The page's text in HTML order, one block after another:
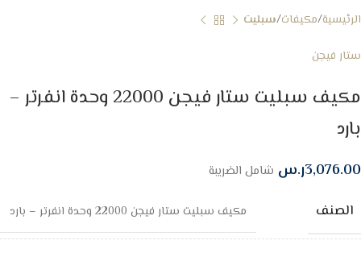
الرئيسية مكيفات سبليت
ستار فيجن
مكيف سبليت ستار فيجن 22000 وحدة انفرتر –
بارد
3,076.00ر.س شامل الضريبة
الصنف مكيف سبليت ستار فيجن 22000 وحدة انفرتر – بارد